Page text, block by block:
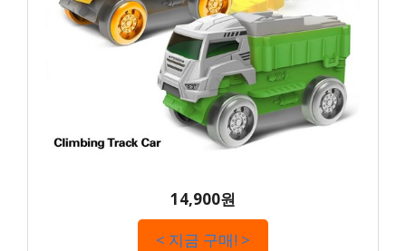
14,900원
< 지금 구매! >